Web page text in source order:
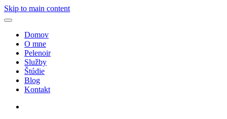
Skip to main content
Domov
O mne
Pelenoir
Služby
Štúdie
Blog
Kontakt